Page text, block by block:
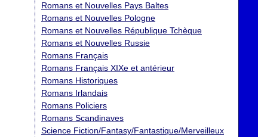
Romans et Nouvelles Pays Baltes
Romans et Nouvelles Pologne
Romans et Nouvelles République Tchèque
Romans et Nouvelles Russie
Romans Français
Romans Français XIXe et antérieur
Romans Historiques
Romans Irlandais
Romans Policiers
Romans Scandinaves
Science Fiction/Fantasy/Fantastique/Merveilleux